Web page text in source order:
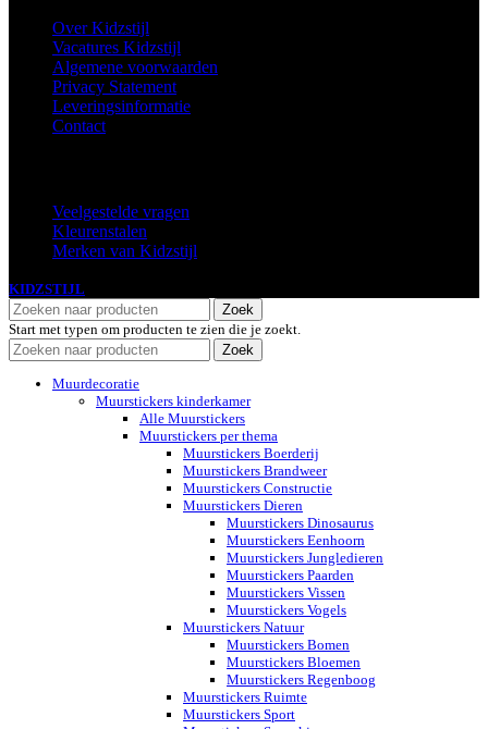
Over Kidzstijl
Vacatures Kidzstijl
Algemene voorwaarden
Privacy Statement
Leveringsinformatie
Contact
Veelgestelde vragen
Kleurenstalen
Merken van Kidzstijl
KIDZSTIJL
Zoek
Start met typen om producten te zien die je zoekt.
Zoek
Muurdecoratie
Muurstickers kinderkamer
Alle Muurstickers
Muurstickers per thema
Muurstickers Boerderij
Muurstickers Brandweer
Muurstickers Constructie
Muurstickers Dieren
Muurstickers Dinosaurus
Muurstickers Eenhoorn
Muurstickers Jungledieren
Muurstickers Paarden
Muurstickers Vissen
Muurstickers Vogels
Muurstickers Natuur
Muurstickers Bomen
Muurstickers Bloemen
Muurstickers Regenboog
Muurstickers Ruimte
Muurstickers Sport